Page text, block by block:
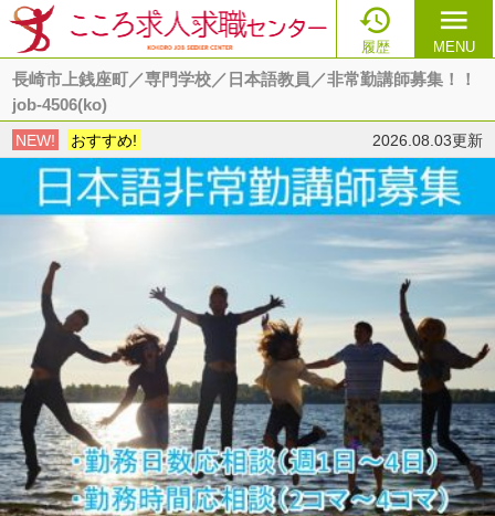

履歴
menu
MENU
長崎市上銭座町／専門学校／日本語教員／非常勤講師募集！！
job-4506(ko)
NEW! おすすめ! 2026.08.03更新